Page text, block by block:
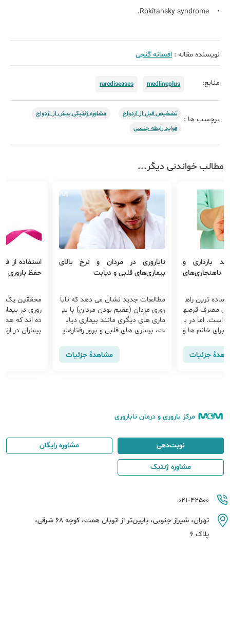
• Rokitansky syndrome.
نویسنده مقاله : افسانه گنجی
منابع: medlineplus
rarediseases
برچسب ها :
تشخیص قبل از ازدواج
مشاوره ژنتیکی پیش از ازدواج
فواید رابطه جنسی
مطالب خواندنی دیگر...
بارداری و
ترین راه
مصرف قرصه
است. اما در ب
برای خانم ها و
جزئیات
ناباروری در مردان و نرخ بالای
بیماری‌های قلبی و دیابت
مطالعات جدید نشان می دهد که نابا
روری مردان (عقیم بودن مردان) با بی
ماری های دیگری مانند بیماری دیاب
ت، بیماری های قلبی و بروز رفتارهای
مشاهدهٔ جزئیات
استفاده از
حفظ باروری
محققین یک
روری در
ده اند که
بیماران در
مرکز باروری و درمان ناباروری
021-42500
تهران، شیراز جنوبی، پایین‌تر از اتوبان همت، کوچه 68 شرقی،
پلاک 6
نوبت‌دهی مشاوره رایگان
مشاوره ژنتیک